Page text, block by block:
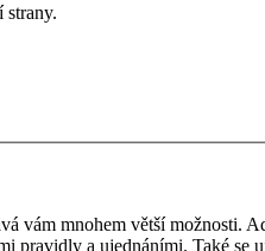
strany.
vám mnohem větší možnosti.
pravidly a ujednáními. Také se